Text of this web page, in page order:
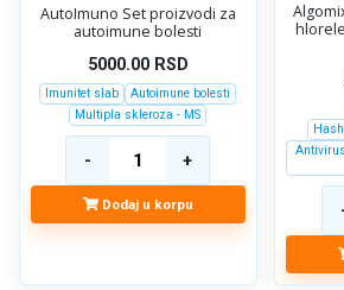
AutoImuno Set proizvodi za
autoimune bolesti
5000.00RSD
Imunitet slab
Autoimune bolesti
Multipla skleroza - MS
Dodaj u korpu